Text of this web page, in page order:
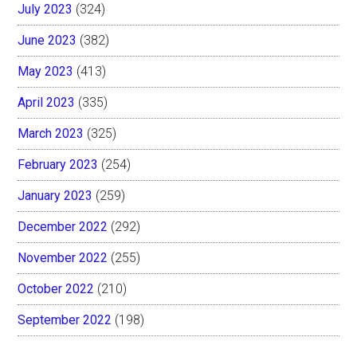
July 2023 (324)
June 2023 (382)
May 2023 (413)
April 2023 (335)
March 2023 (325)
February 2023 (254)
January 2023 (259)
December 2022 (292)
November 2022 (255)
October 2022 (210)
September 2022 (198)